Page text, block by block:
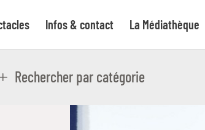
Infos & contact La Médiathèque
Rechercher par catégorie